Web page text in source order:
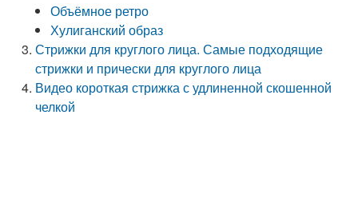
Объёмное ретро
Хулиганский образ
Стрижки для круглого лица. Самые подходящие
стрижки и прически для круглого лица
Видео короткая стрижка с удлиненной скошенной
челкой